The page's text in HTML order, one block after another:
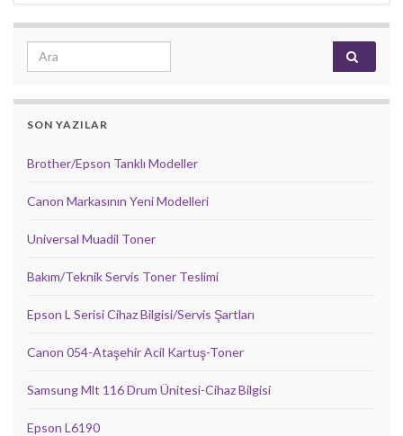
Search for:
SON YAZILAR
Brother/Epson Tanklı Modeller
Canon Markasının Yeni Modelleri
Universal Muadil Toner
Bakım/Teknik Servis Toner Teslimi
Epson L Serisi Cihaz Bilgisi/Servis Şartları
Canon 054-Ataşehir Acil Kartuş-Toner
Samsung Mlt 116 Drum Ünitesi-Cihaz Bilgisi
Epson L6190